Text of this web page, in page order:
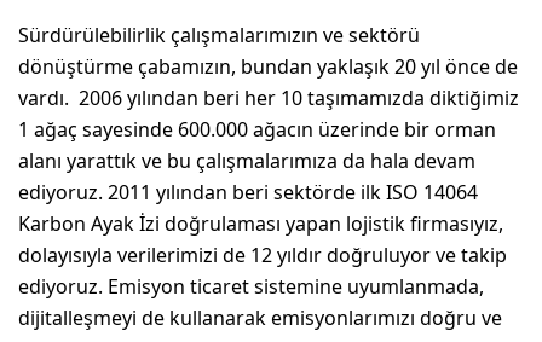
Sürdürülebilirlik çalışmalarımızın ve sektörü
dönüştürme çabamızın, bundan yaklaşık 20 yıl önce de
vardı. 2006 yılından beri her 10 taşımamızda diktiğimiz
1 ağaç sayesinde 600.000 ağacın üzerinde bir orman
alanı yarattık ve bu çalışmalarımıza da hala devam
ediyoruz. 2011 yılından beri sektörde ilk ISO 14064
Karbon Ayak İzi doğrulaması yapan lojistik firmasıyız,
dolayısıyla verilerimizi de 12 yıldır doğruluyor ve takip
ediyoruz. Emisyon ticaret sistemine uyumlanmada,
dijitalleşmeyi de kullanarak emisyonlarımızı doğru ve